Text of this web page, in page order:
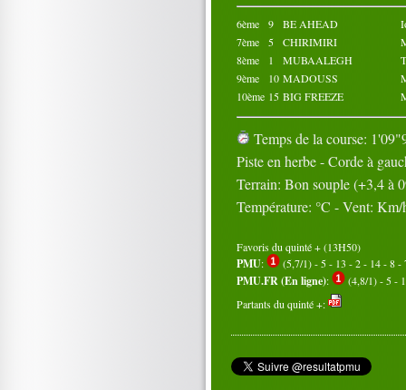
6ème 9 BE AHEAD
7ème
5 CHIRIMIRI
8ème
1 MUBAALEGH
9ème
10 MADOUSS
10ème 15 BIG FREEZE
Temps de la course:
Piste en herbe - Corde à
Terrain: Bon souple (+3,4 à
Température: °C - Vent: Km/
Favoris du quinté + (13H50)
PMU: (5,7/1) - 5 - 13 - 2 - 14 - 8 -
PMU.FR (En ligne):
(4,8/1) - 5 -
Partants du quinté +: